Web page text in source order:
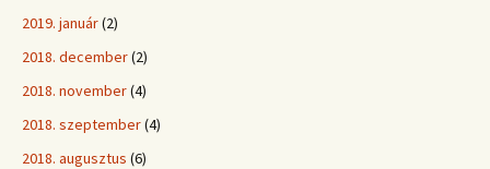
2019. január(2)
2018. december(2)
2018. november(4)
2018. szeptember(4)
2018. augusztus (6)